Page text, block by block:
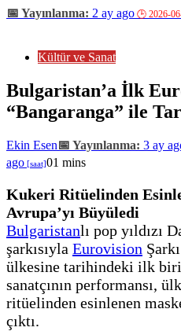
2 ay ago
Kültür ve Sanat
Bulgaristan’a İlk
“Bangaranga” ile
Ekin Esen 3 ay
ago
01 mins
Kukeri Ritüelinden
Avrupa’yı Büyüledi
Bulgaristanlı pop yıldızı
şarkısıyla Eurovision
ülkesine tarihindeki ilk
sanatçının performansı,
ritüelinden esinlenen
çıktı.